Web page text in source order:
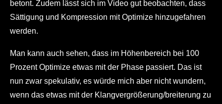
betont. Zudem lässt sich im Video gut beobachten, dass
Sättigung und Kompression mit Optimize hinzugefahren
werden.
Man kann auch sehen, dass im Höhenbereich bei 100
Prozent Optimize etwas mit der Phase passiert. Das ist
nun zwar spekulativ, es würde mich aber nicht wundern,
wenn das etwas mit der Klangvergrößerung/breiterung zu